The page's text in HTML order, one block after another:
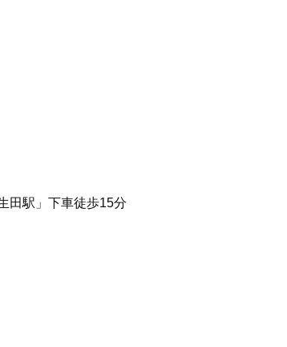
田駅」下車徒歩15分